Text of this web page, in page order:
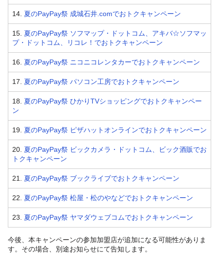
14. 夏のPayPay祭 成城石井.comでおトクキャンペーン
15. 夏のPayPay祭 ソフマップ・ドットコム、アキバ☆ソフマッ
プ・ドットコム、リコレ！でおトクキャンペーン
16. 夏のPayPay祭 ニコニコレンタカーでおトクキャンペーン
17. 夏のPayPay祭 パソコン工房でおトクキャンペーン
18. 夏のPayPay祭 ひかりTVショッピングでおトクキャンペー
ン
19. 夏のPayPay祭 ピザハットオンラインでおトクキャンペーン
20. 夏のPayPay祭 ビックカメラ・ドットコム、ビック酒販でお
トクキャンペーン
21. 夏のPayPay祭 ブックライブでおトクキャンペーン
22. 夏のPayPay祭 松屋・松のやなどでおトクキャンペーン
23. 夏のPayPay祭 ヤマダウェブコムでおトクキャンペーン
今後、本キャンペーンの参加加盟店が追加になる可能性がありま
す。その場合、別途お知らせにて告知します。